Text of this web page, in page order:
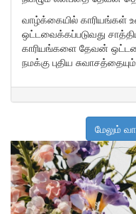
வாழ்க்கையில் காரியங்கள்
ஒட்டவைக்கப்படுவது
காரியங்களை தேவன்
நமக்கு புதிய
மேலும்